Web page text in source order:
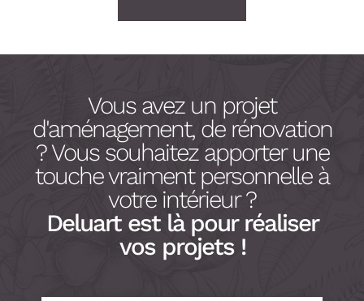
Vous avez un projet
d'aménagement, de rénovation
? Vous souhaitez apporter une
touche vraiment personnelle à
votre intérieur ?
Deluart est là pour réaliser
vos projets !